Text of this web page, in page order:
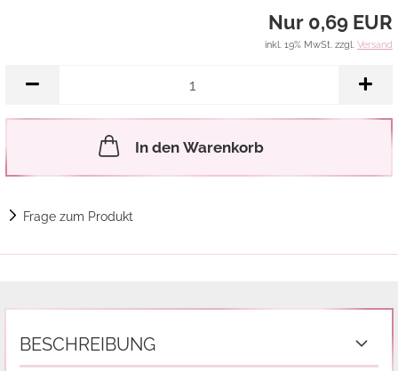
Nur 0,69 EUR
inkl. 19% MwSt. zzgl. Versand
In den Warenkorb
Frage zum Produkt
BESCHREIBUNG